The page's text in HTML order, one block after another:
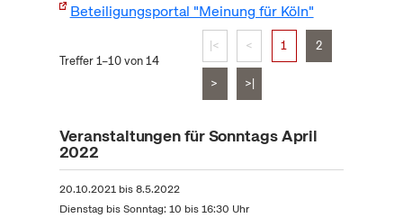
Beteiligungsportal "Meinung für Köln"
Treffer 1–10 von 14
|< < 1 2
> >|
Veranstaltungen für Sonntags April
2022
20.10.2021bis8.5.2022
Dienstag bis Sonntag: 10 bis 16:30 Uhr